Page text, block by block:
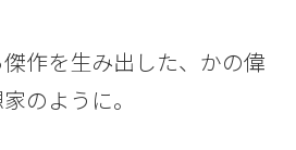
作を生み出した、かの偉
のように。